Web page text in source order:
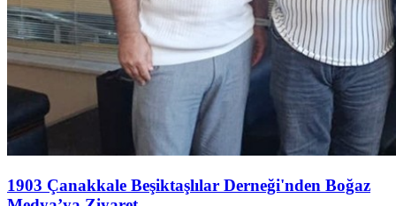
1903 Çanakkale Beşiktaşlılar Derneği'nden Boğaz